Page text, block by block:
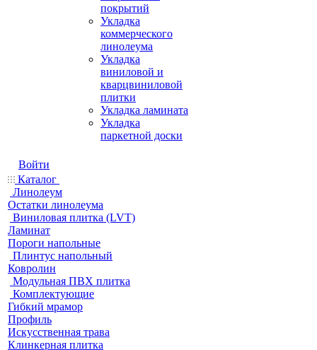
покрытий
Укладка
коммерческого
линолеума
Укладка
виниловой и
кварцвиниловой
плитки
Укладка ламината
Укладка
паркетной доски
Войти
Каталог
Линолеум
Остатки линолеума
Виниловая плитка (LVT)
Ламинат
Пороги напольные
Плинтус напольный
Ковролин
Модульная ПВХ плитка
Комплектующие
Гибкий мрамор
Профиль
Искусственная трава
Клинкерная плитка